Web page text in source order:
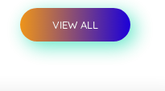
VIEW ALL